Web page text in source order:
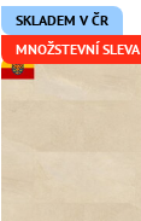
SKLADEM V ČR
MNOŽSTEVNÍ SLEVA